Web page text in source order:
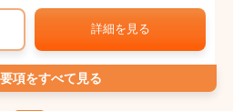
詳細を見る
項をすべて見る